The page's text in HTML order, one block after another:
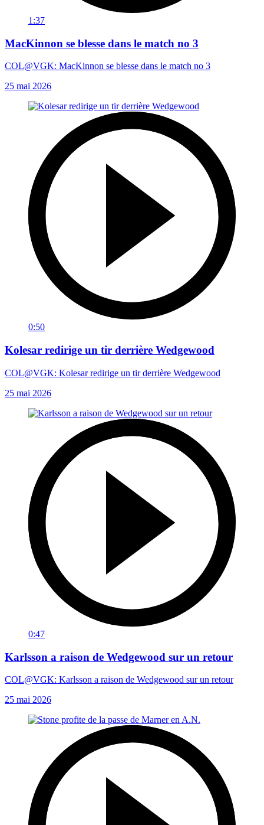
1:37
MacKinnon se blesse dans le match no 3
COL@VGK: MacKinnon se blesse dans le match no 3
25 mai 2026
0:50
Kolesar redirige un tir derrière Wedgewood
COL@VGK: Kolesar redirige un tir derrière Wedgewood
25 mai 2026
0:47
Karlsson a raison de Wedgewood sur un retour
COL@VGK: Karlsson a raison de Wedgewood sur un retour
25 mai 2026